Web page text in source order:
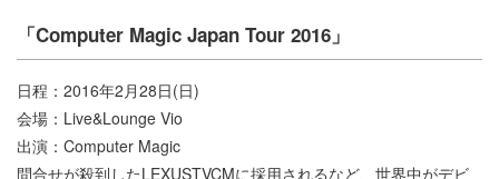
「Computer Magic Japan Tour 2016」
日程：2016年2月28日(日)
会場：Live&Lounge Vio
出演：Computer Magic
問合せが殺到したLEXUSTVCMに採用されるなど、世界中がデビ